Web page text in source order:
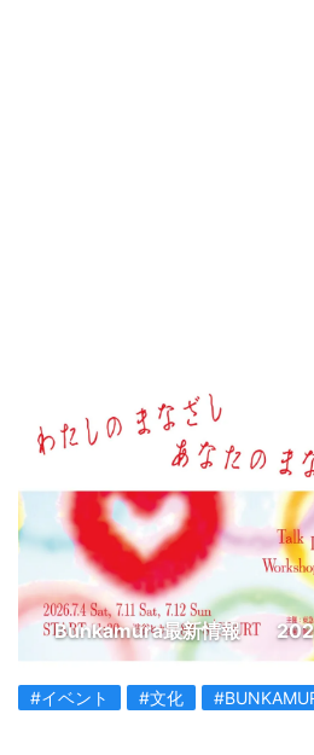
Bunkamura最新情報
#イベント #文化